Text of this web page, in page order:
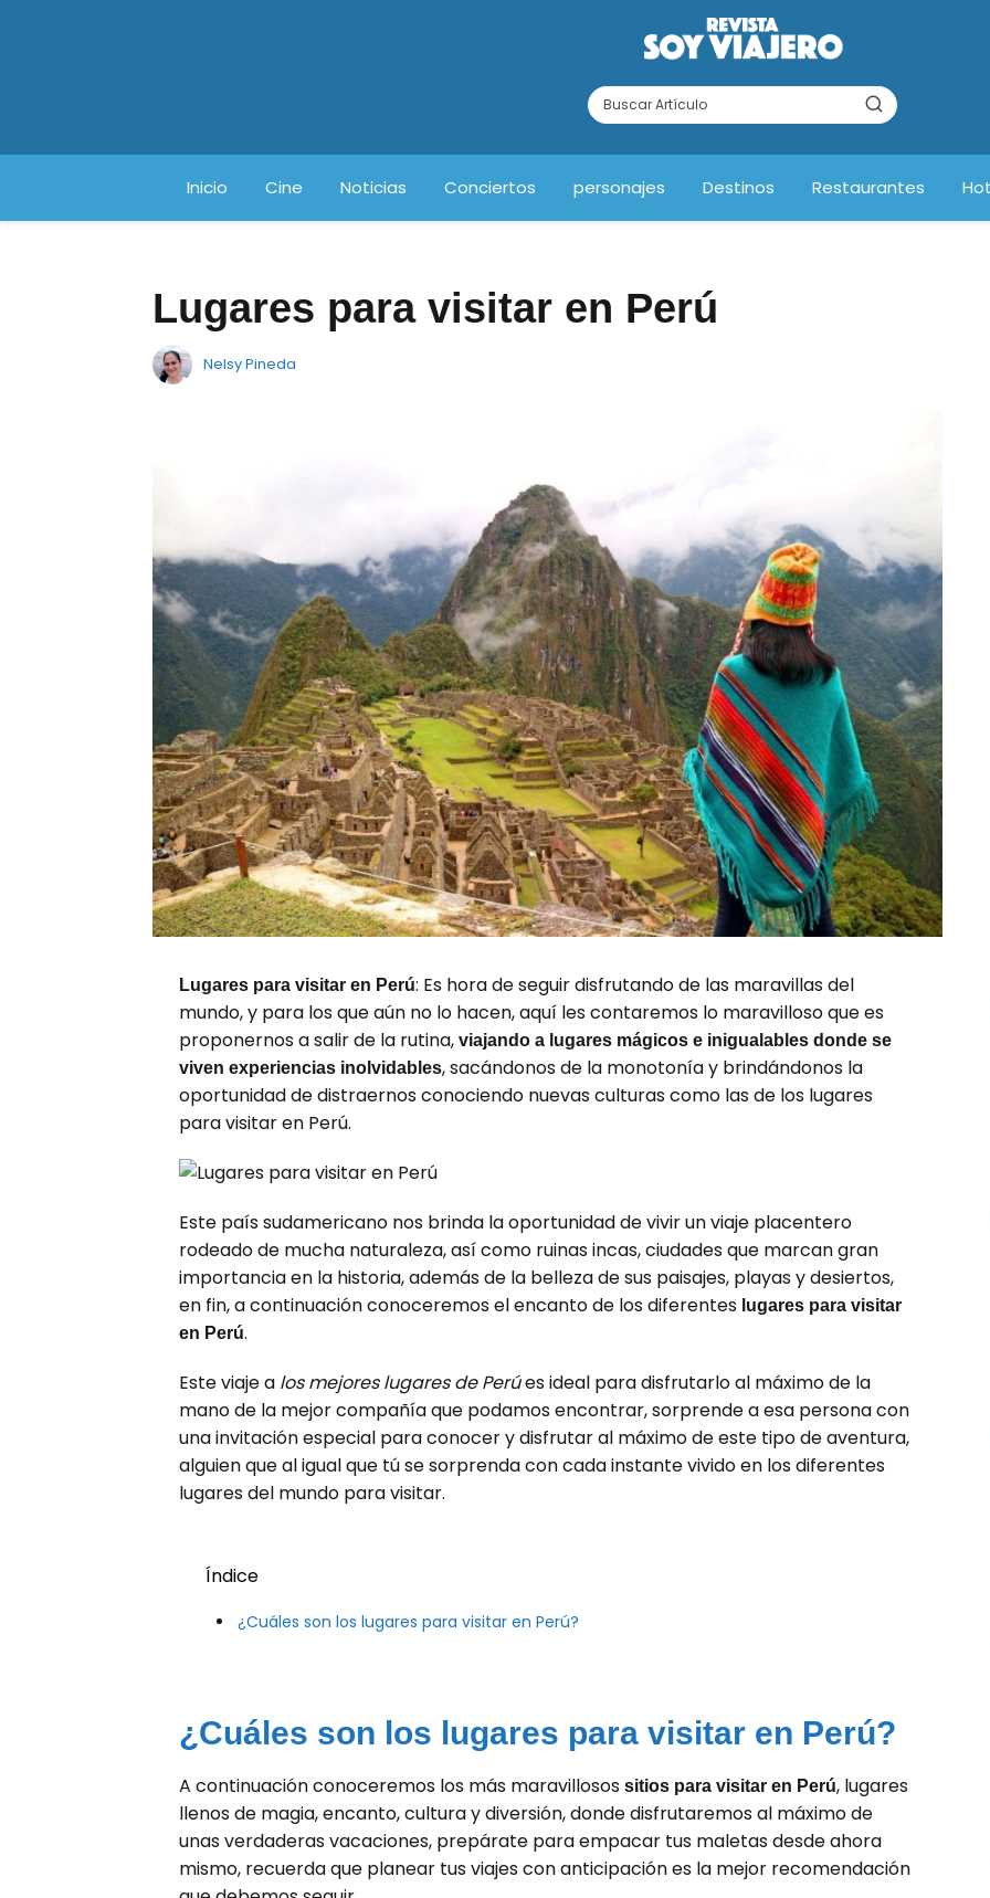
Inicio Cine Noticias Conciertos personajes Destinos Restaurantes
Lugares para visitar en Perú
Nelsy Pineda
Lugares para visitar en Perú: Es hora de seguir disfrutando de las maravillas del
mundo, y para los que aún no lo hacen, aquí les contaremos lo maravilloso que es
proponernos a salir de la rutina, viajando a lugares mágicos e inigualables donde se
viven experiencias inolvidables, sacándonos de la monotonía y brindándonos la
oportunidad de distraernos conociendo nuevas culturas como las de los lugares
para visitar en Perú.
Este país sudamericano nos brinda la oportunidad de vivir un viaje placentero
rodeado de mucha naturaleza, así como ruinas incas, ciudades que marcan gran
importancia en la historia, además de la belleza de sus paisajes, playas y desiertos,
en fin, a continuación conoceremos el encanto de los diferentes lugares para visitar
en Perú.
Este viaje a los mejores lugares de Perúes ideal para disfrutarlo al máximo de la
mano de la mejor compañía que podamos encontrar, sorprende a esa persona con
una invitación especial para conocer y disfrutar al máximo de este tipo de aventura,
alguien que al igual que tú se sorprenda con cada instante vivido en los diferentes
lugares del mundo para visitar.
Índice
¿Cuáles son los lugares para visitar en Perú?
¿Cuáles son los lugares para visitar en Perú?
A continuación conoceremos los más maravillosos sitios para visitar en Perú, lugares
llenos de magia, encanto, cultura y diversión, donde disfrutaremos al máximo de
unas verdaderas vacaciones, prepárate para empacar tus maletas desde ahora
mismo, recuerda que planear tus viajes con anticipación es la mejor recomendación